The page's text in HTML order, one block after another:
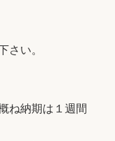
さい。
ね納期は１週間